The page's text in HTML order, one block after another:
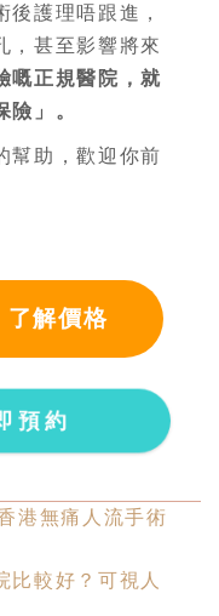
護理唔跟進，
，甚至影響將來
嘅正規醫院，就
」。
助，歡迎你前
了解價格
預約
港無痛人流手術
比較好？可視人